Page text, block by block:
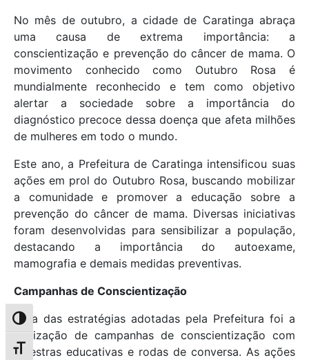
Alternar alto contraste
Alternar tamanho da fonte
No mês de outubro, a cidade de Caratinga abraça
uma causa de extrema importância: a
conscientização e prevenção do câncer de mama. O
movimento conhecido como Outubro Rosa é
mundialmente reconhecido e tem como objetivo
alertar a sociedade sobre a importância do
diagnóstico precoce dessa doença que afeta milhões
de mulheres em todo o mundo.
Este ano, a Prefeitura de Caratinga intensificou suas
ações em prol do Outubro Rosa, buscando mobilizar
a comunidade e promover a educação sobre a
prevenção do câncer de mama. Diversas iniciativas
foram desenvolvidas para sensibilizar a população,
destacando a importância do autoexame,
mamografia e demais medidas preventivas.
Campanhas de Conscientização
Uma das estratégias adotadas pela Prefeitura foi a
realização de campanhas de conscientização com
palestras educativas e rodas de conversa. As ações